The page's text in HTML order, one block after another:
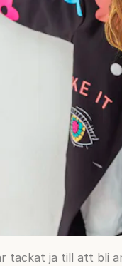
tackat ja till att bli